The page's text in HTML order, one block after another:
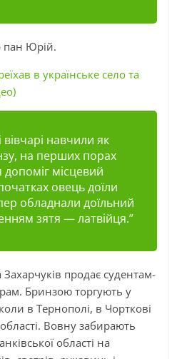
пан Юрій.
в українське село та
вівчарі навчили як
на перших порах
місцевий
овець доїли
обладнали доїльний
зятя — латвійця.”
продає судентам-
Бринзою торгують у
в Тернополі, в Чорткові
Вовну забирають
області на